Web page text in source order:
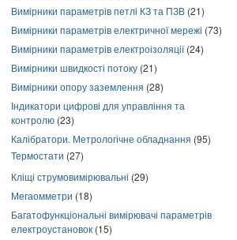
Вимірники параметрів петлі КЗ та ПЗВ (21)
Вимірники параметрів електричної мережі (73)
Вимірники параметрів електроізоляції(24)
Вимірники швидкості потоку (21)
Вимірники опору заземлення (28)
Індикатори цифрові для управління та
контролю (23)
Калібратори. Метрологічне обладнання (95)
Термостати (27)
Кліщі струмовимірювальні (29)
Мегаомметри (18)
Багатофункціональні вимірювачі параметрів
електроустановок (15)